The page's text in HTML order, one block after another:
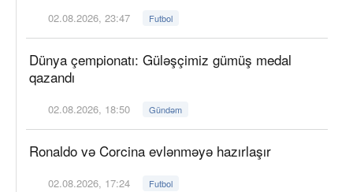
02.08.2026, 23:47 Futbol
Dünya çempionatı: Güləşçimiz gümüş medal
qazandı
02.08.2026, 18:50 Gündəm
Ronaldo və Corcina evlənməyə hazırlaşır
02.08.2026, 17:24 Futbol